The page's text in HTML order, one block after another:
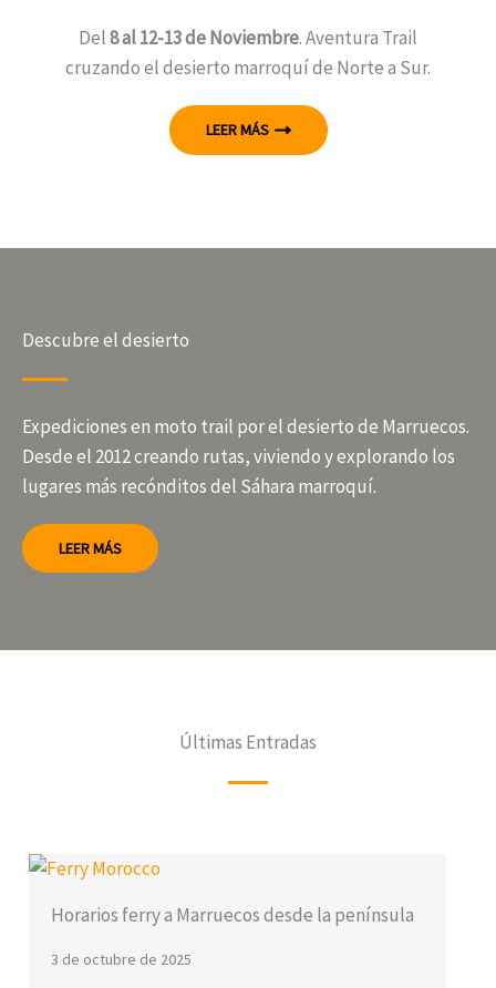
Del8 al 12-13 de Noviembre. Aventura Trail
cruzando el desierto marroquí de Norte a Sur.
LEER MÁS
Descubre el desierto
Expediciones en moto trail por el desierto de Marruecos.
Desde el 2012 creando rutas, viviendo y explorando los
lugares más recónditos del Sáhara marroquí.
LEER MÁS
Últimas Entradas
Horarios ferry a Marruecos desde la península
3 de octubre de 2025